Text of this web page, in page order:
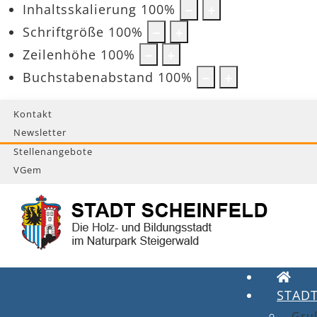
Inhaltsskalierung 100%
Schriftgröße 100%
Zeilenhöhe 100%
Buchstabenabstand 100%
Kontakt
Newsletter
Stellenangebote
VGem